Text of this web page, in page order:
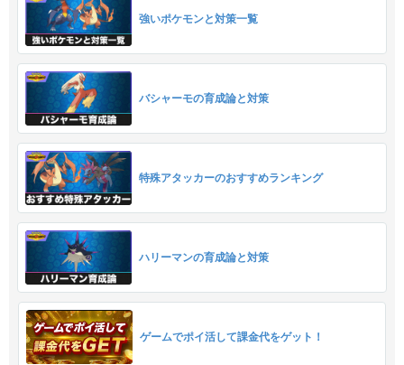
強いポケモンと対策一覧
バシャーモの育成論と対策
特殊アタッカーのおすすめランキング
ハリーマンの育成論と対策
ゲームでポイ活して課金代をゲット！